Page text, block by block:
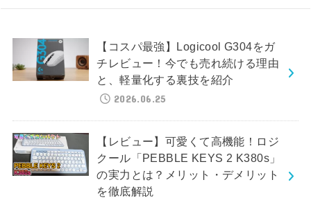
【コスパ最強】Logicool G304をガ
チレビュー！今でも売れ続ける理由
と、軽量化する裏技を紹介
2026.06.25
【レビュー】可愛くて高機能！ロジ
クール「PEBBLE KEYS 2 K380s」
の実力とは？メリット・デメリット
を徹底解説